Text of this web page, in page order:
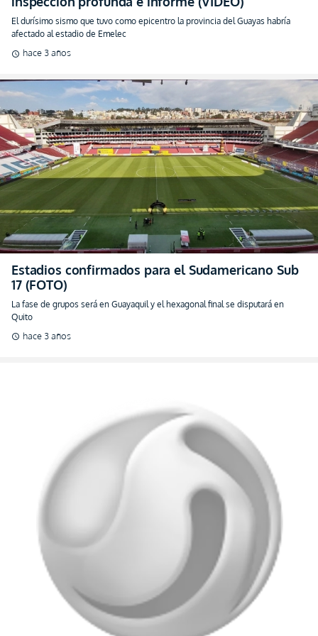
Estadios confirmados para el Sudamericano Sub
17 (FOTO)
La fase de grupos será en Guayaquil y el hexagonal final se disputará en
Quito
schedule hace 3 años
¡Dos camisetas del Niño Moi están en juego si te
solidarizas! (FOTO)
La grandiosa campaña de Moisés Caicedo toma forma y ya se ha extendido a